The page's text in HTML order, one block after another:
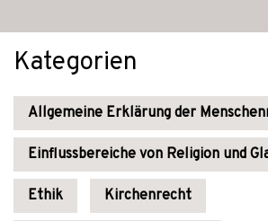
Kategorien
Allgemeine Erklärung der
Einflussbereiche von Religion und
Ethik Kirchenrecht